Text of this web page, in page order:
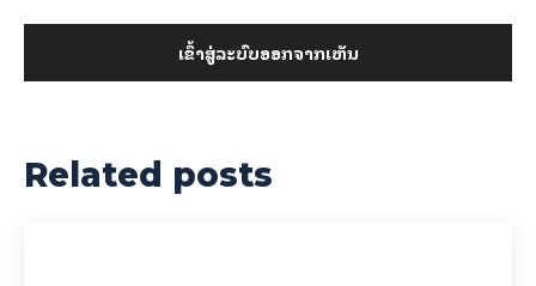
ເຂົ້າ​ສູ່​ລະ​ບົບ​ອອກ​ຈາກ​ເຫັນ
Related posts